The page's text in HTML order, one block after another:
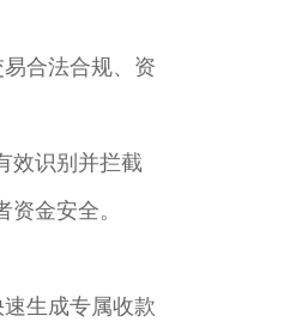
合法合规、资
效识别并拦截
金安全。​
生成专属收款